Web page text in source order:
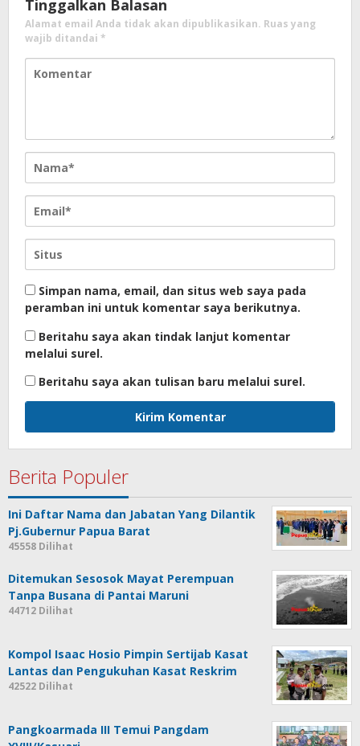
Tinggalkan Balasan
Alamat email Anda tidak akan dipublikasikan. Ruas yang
wajib ditandai *
Simpan nama, email, dan situs web saya pada
peramban ini untuk komentar saya berikutnya.
Beritahu saya akan tindak lanjut komentar
melalui surel.
Beritahu saya akan tulisan baru melalui surel.
Berita Populer
Ini Daftar Nama dan Jabatan Yang Dilantik
Pj.Gubernur Papua Barat
45558 Dilihat
Ditemukan Sesosok Mayat Perempuan
Tanpa Busana di Pantai Maruni
44712 Dilihat
Kompol Isaac Hosio Pimpin Sertijab Kasat
Lantas dan Pengukuhan Kasat Reskrim
42522 Dilihat
Pangkoarmada III Temui Pangdam